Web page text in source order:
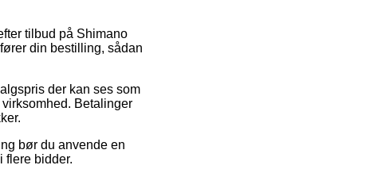
tilbud på Shimano
din bestilling, sådan
der kan ses som
Betalinger
bør du anvende en
flere bidder.